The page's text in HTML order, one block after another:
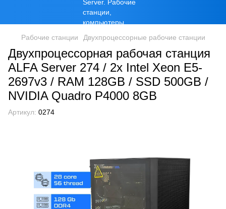
Рабочие станции Двухпроцессорные рабочие станции
Двухпроцессорная рабочая станция
ALFA Server 274 / 2x Intel Xeon E5-
2697v3 / RAM 128GB / SSD 500GB /
NVIDIA Quadro P4000 8GB
Артикул: 0274